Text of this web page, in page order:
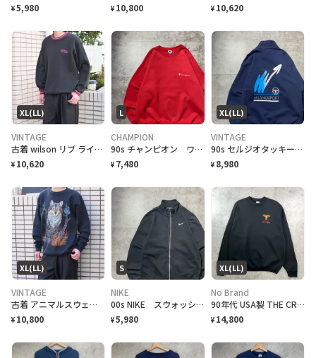
¥5,980 ¥ 10,800 ¥ 10,620
XL(LL)
VINTAGE
古着 wilson リブ ライン デザイン スウェット フェード トレーナー
¥ 10,620
L
CHAMPION
90s チャンピオン ワンポイント プリント メキシコ製 スウェット トレーナー
¥ 7,480
XL(LL)
VINTAGE
90s セルジオタッキーニ 刺繍ロゴ ハーフジップ バックプリント スウェット
¥ 8,980
XL(LL)
VINTAGE
古着 アニマルスウェット プリントスウェット オオカミ トレーナー ブラック
¥ 10,800
S
NIKE
00s NIKE スウォッシュ 刺繍ワンポイント 黒 フルジップ スウェット
¥5,980
XL(LL)
No Brand
90年代 USA製 THE CROW city of angel ザ クロウ 映画 ムービー スウェットシャツ メンズXL 古着 90s ヴィンテージ VINTAGE 黒
¥ 14,800